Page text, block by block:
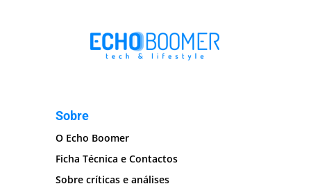
Sobre
O Echo Boomer
Ficha Técnica e Contactos
Sobre críticas e análises